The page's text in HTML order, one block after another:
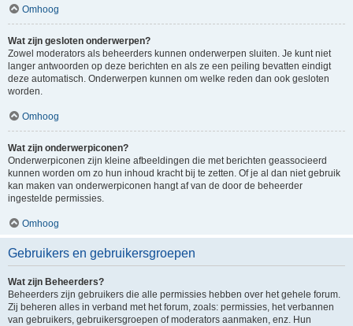
Omhoog
Wat zijn gesloten onderwerpen?
Zowel moderators als beheerders kunnen onderwerpen sluiten. Je kunt niet
langer antwoorden op deze berichten en als ze een peiling bevatten eindigt
deze automatisch. Onderwerpen kunnen om welke reden dan ook gesloten
worden.
Omhoog
Wat zijn onderwerpiconen?
Onderwerpiconen zijn kleine afbeeldingen die met berichten geassocieerd
kunnen worden om zo hun inhoud kracht bij te zetten. Of je al dan niet gebruik
kan maken van onderwerpiconen hangt af van de door de beheerder
ingestelde permissies.
Omhoog
Gebruikers en gebruikersgroepen
Wat zijn Beheerders?
Beheerders zijn gebruikers die alle permissies hebben over het gehele forum.
Zij beheren alles in verband met het forum, zoals: permissies, het verbannen
van gebruikers, gebruikersgroepen of moderators aanmaken, enz. Hun